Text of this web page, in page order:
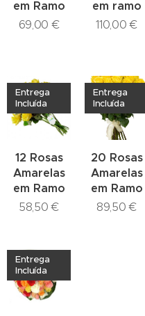
em Ramo
69,00 €
em ramo
110,00 €
12 Rosas
Amarelas
em Ramo
Entrega
Incluída
58,50 €
20 Rosas
Amarelas
em Ramo
Entrega
Incluída
89,50 €
Entrega
Incluída